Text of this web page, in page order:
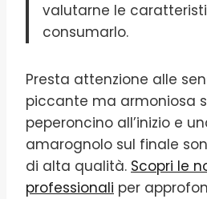
valutarne le
consumarlo.
Presta attenzione alle
piccante ma armoniosa
peperoncino all’inizio e
amarognolo sul finale
di alta qualità. Scopri le
professionali per